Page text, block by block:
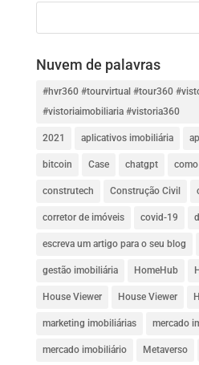
Nuvem de palavras
#hvr360 #tourvirtual #tour360
#vistoriaimobiliaria #vistoria360
2021 aplicativos imobiliária
bitcoin Case chatgpt
construtech Construção Civil
corretor de imóveis covid-19
escreva um artigo para o seu blog
gestão imobiliária HomeHub
House Viewer House Viewer
marketing imobiliárias mercado
mercado imobiliário Metaverso